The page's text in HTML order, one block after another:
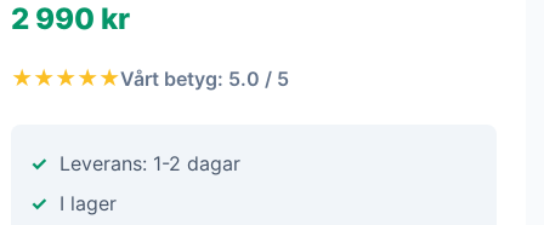
2 990 kr
★★★★★Vårt betyg: 5.0 / 5
Leverans: 1-2 dagar
I lager